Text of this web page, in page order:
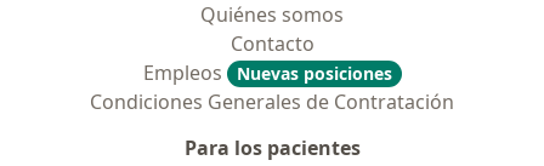
Quiénes somos
Contacto
Empleos
Nuevas posiciones
Condiciones Generales de Contratación
Para los pacientes